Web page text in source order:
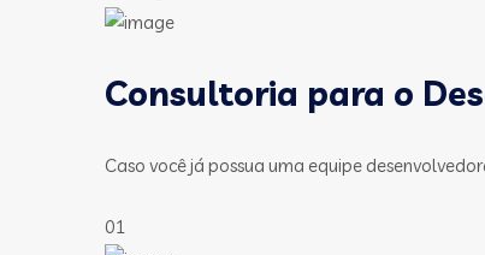
Consultoria para o
Caso você já possua uma equipe
01